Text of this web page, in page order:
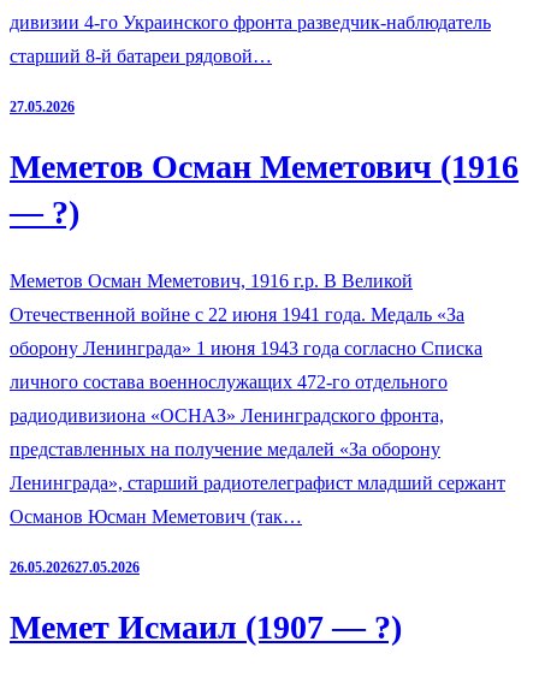
дивизии 4-го Украинского фронта разведчик-наблюдатель
старший 8-й батареи рядовой…
27.05.2026
Меметов Осман Меметович (1916
— ?)
Меметов Осман Меметович, 1916 г.р. В Великой
Отечественной войне с 22 июня 1941 года. Медаль «За
оборону Ленинграда» 1 июня 1943 года согласно Списка
личного состава военнослужащих 472-го отдельного
радиодивизиона «ОСНАЗ» Ленинградского фронта,
представленных на получение медалей «За оборону
Ленинграда», старший радиотелеграфист младший сержант
Османов Юсман Меметович (так…
26.05.202627.05.2026
Мемет Исмаил (1907 — ?)